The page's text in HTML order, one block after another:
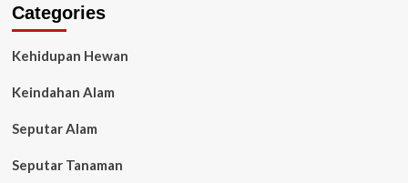
Categories
Kehidupan Hewan
Keindahan Alam
Seputar Alam
Seputar Tanaman